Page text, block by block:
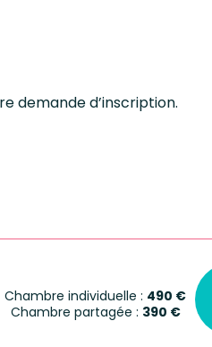
demande d’inscription.
Chambre individuelle : 490 €
Chambre partagée : 390 €